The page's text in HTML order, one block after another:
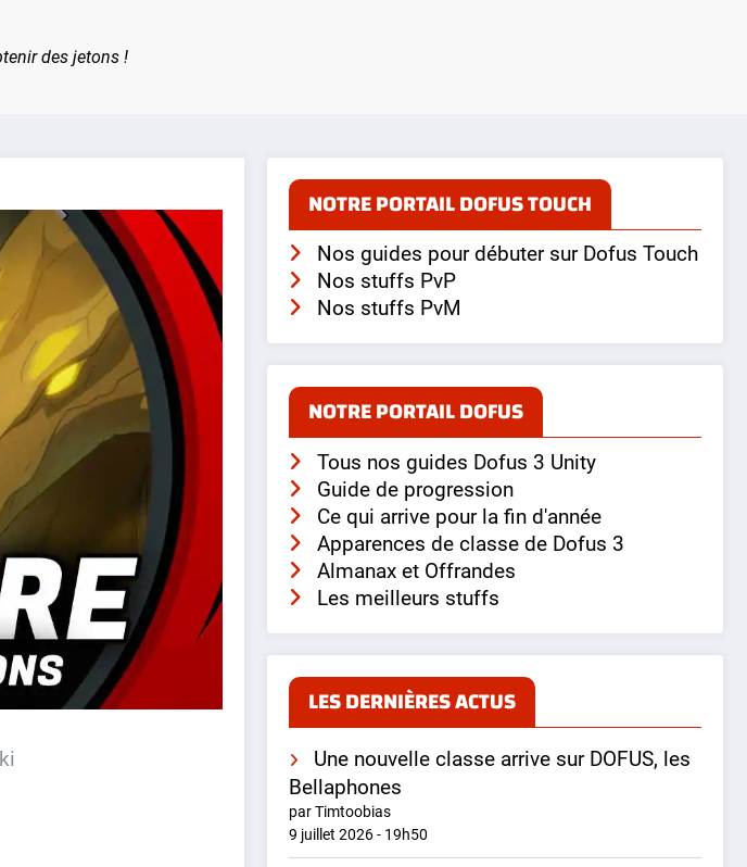
des jetons !
NOTRE PORTAIL DOFUS TOUCH
Nos guides pour débuter sur Dofus Touch
Nos stuffs PvP
Nos stuffs PvM
NOTRE PORTAIL DOFUS
Tous nos guides Dofus 3 Unity
Guide de progression
Ce qui arrive pour la fin d'année
Apparences de classe de Dofus 3
Almanax et Offrandes
Les meilleurs stuffs
LES DERNIÈRES ACTUS
Une nouvelle classe arrive sur DOFUS, les
Bellaphones
par Timtoobias
9 juillet 2026 - 19h50